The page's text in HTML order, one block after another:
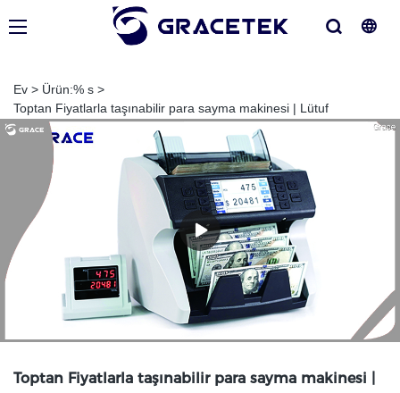
Ev > Ürün:% s >
Toptan Fiyatlarla taşınabilir para sayma makinesi | Lütuf
Toptan Fiyatlarla taşınabilir para sayma makinesi |